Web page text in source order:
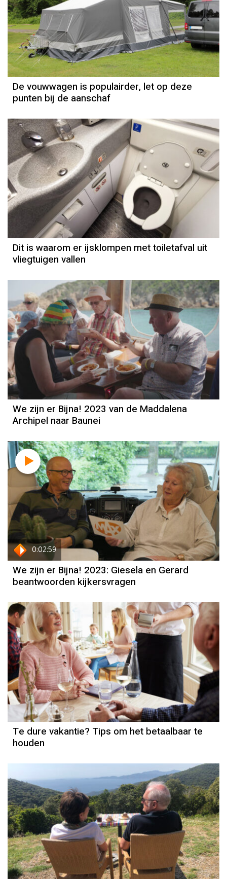
De vouwwagen is populairder, let op deze
punten bij de aanschaf
Dit is waarom er ijsklompen met toiletafval uit
vliegtuigen vallen
We zijn er Bijna! 2023 van de Maddalena
Archipel naar Baunei
0:02:59
We zijn er Bijna! 2023: Giesela en Gerard
beantwoorden kijkersvragen
Te dure vakantie? Tips om het betaalbaar te
houden